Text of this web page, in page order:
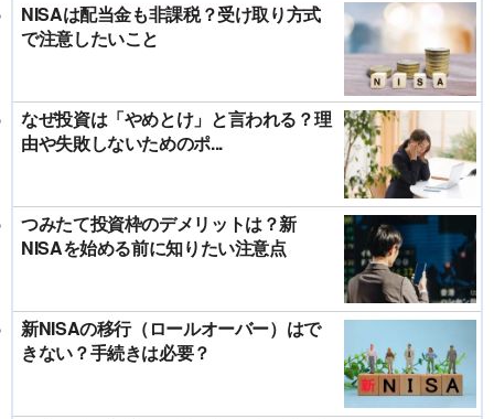
NISAは配当金も非課税？受け取り方式
で注意したいこと
なぜ投資は「やめとけ」と言われる？理
由や失敗しないためのポ...
つみたて投資枠のデメリットは？新
NISAを始める前に知りたい注意点
新NISAの移行（ロールオーバー）はで
きない？手続きは必要？